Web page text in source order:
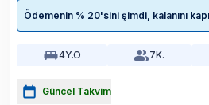
Ödemenin % 20'sini şimdi, kalanını
4Y.O 7K.
Güncel Takvim